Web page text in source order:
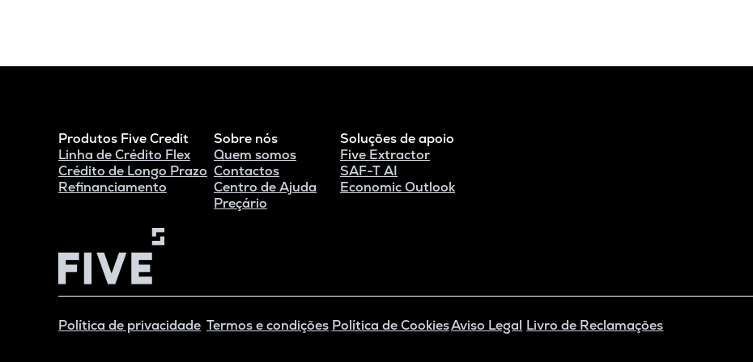
Produtos Five Credit
Linha de Crédito Flex
Crédito de Longo Prazo
Refinanciamento
Sobre nós
Quem somos
Contactos
Centro de Ajuda
Preçário
Soluções de apoio
Five Extractor
SAF-T AI
Economic Outlook
Política de privacidade Termos e condições Política de CookiesAviso Legal Livro de Reclamações